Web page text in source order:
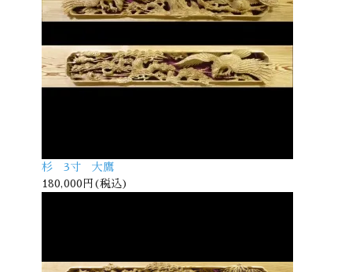
杉 3寸 大鷹
180,000円(税込)